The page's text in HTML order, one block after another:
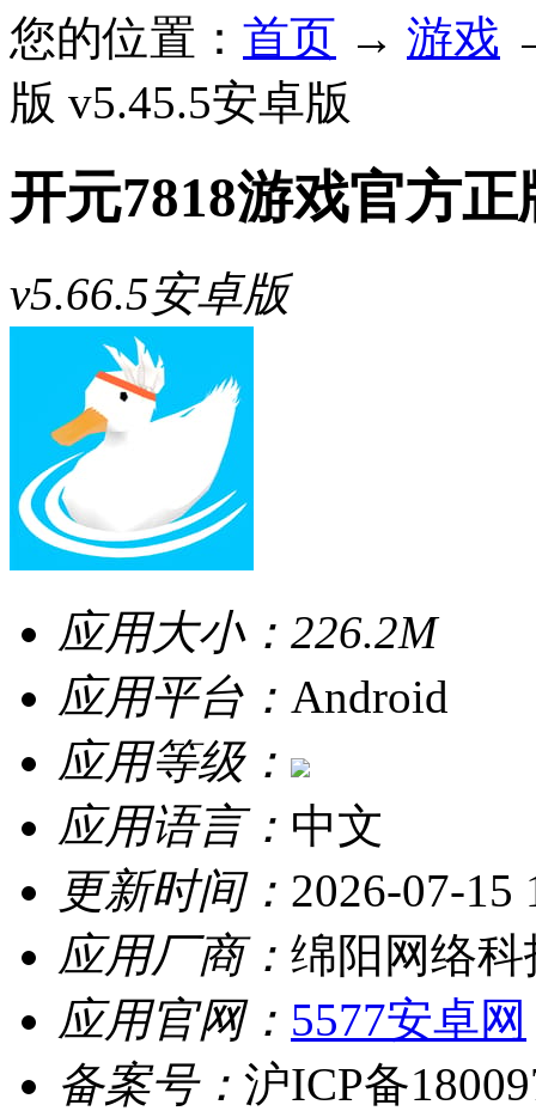
您的位置： 首页 → 游戏
版 v5.45.5安卓版
开元7818游戏官方正
v5.66.5安卓版
应用大小： 226.2M
应用平台： Android
应用等级：
应用语言： 中文
更新时间： 2026-07-15
应用厂商： 绵阳网络
应用官网： 5577安卓网
备案号： 沪ICP备